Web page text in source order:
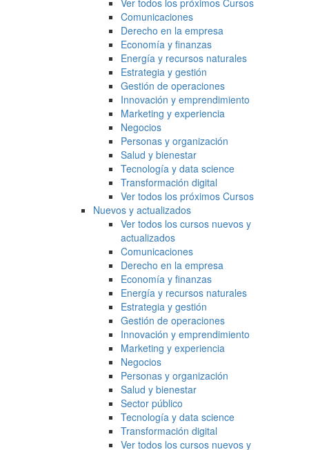
Ver todos los próximos Cursos
Comunicaciones
Derecho en la empresa
Economía y finanzas
Energía y recursos naturales
Estrategia y gestión
Gestión de operaciones
Innovación y emprendimiento
Marketing y experiencia
Negocios
Personas y organización
Salud y bienestar
Tecnología y data science
Transformación digital
Ver todos los próximos Cursos
Nuevos y actualizados
Ver todos los cursos nuevos y
actualizados
Comunicaciones
Derecho en la empresa
Economía y finanzas
Energía y recursos naturales
Estrategia y gestión
Gestión de operaciones
Innovación y emprendimiento
Marketing y experiencia
Negocios
Personas y organización
Salud y bienestar
Sector público
Tecnología y data science
Transformación digital
Ver todos los cursos nuevos y